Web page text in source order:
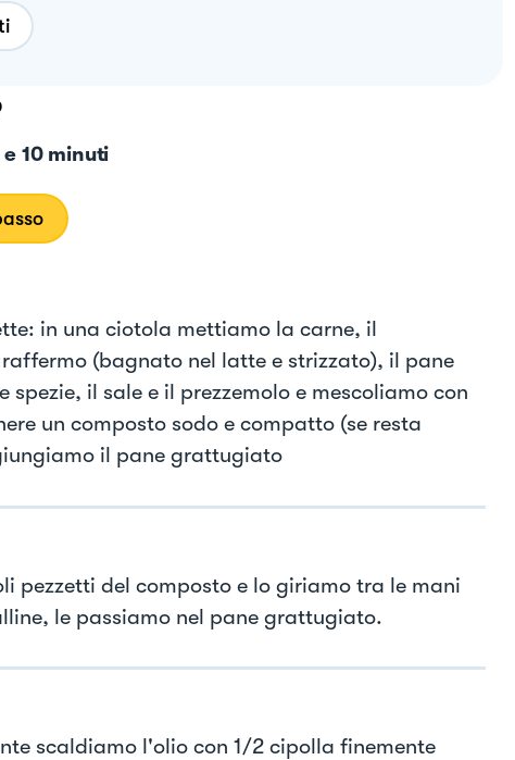
e 10 minuti
in una ciotola mettiamo la carne, il
(bagnato nel latte e strizzato), il pane
il sale e il prezzemolo e mescoliamo con
un composto sodo e compatto (se resta
il pane grattugiato
pezzetti del composto e lo giriamo tra le mani
le passiamo nel pane grattugiato.
scaldiamo l'olio con 1/2 cipolla finemente